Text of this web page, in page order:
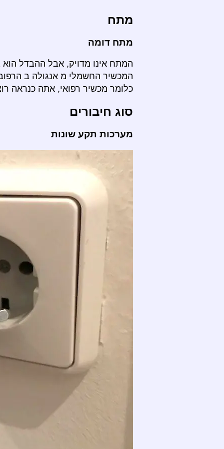
מתח
מתח דומה
המתח אינו מדויק, אבל ההבדל
המכשיר החשמלי מ אנגולה ב
כלומר מכשיר רפואי, אתה כנראה
סוג חיבורים
מערכות תקע שונות